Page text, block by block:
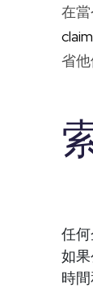
在
省
任
如
時